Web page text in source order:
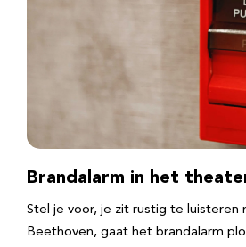
Brandalarm in het
Stel je voor, je zit rustig te luisteren
Beethoven, gaat het brandalarm